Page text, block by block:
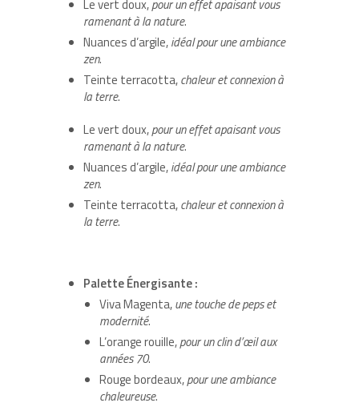
Le vert doux,pour un effet apaisant vous
ramenant à la nature.
Nuances d’argile,idéal pour une ambiance
zen.
Teinte terracotta,chaleur et connexion à
la terre.
Le vert doux,pour un effet apaisant vous
ramenant à la nature.
Nuances d’argile,idéal pour une ambiance
zen.
Teinte terracotta,chaleur et connexion à
la terre.
Palette Énergisante :
Viva Magenta,une touche de peps et
modernité.
L’orange rouille,pour un clin d’œil aux
années 70.
Rouge bordeaux,pour une ambiance
chaleureuse.